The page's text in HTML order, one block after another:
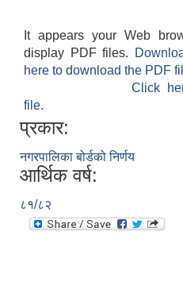
It appears your Web
display PDF files.
here to download the PDF
Click
file.
प्रकार:
नगरपालिका बोर्डको निर्णय
आर्थिक वर्ष:
८१/८२